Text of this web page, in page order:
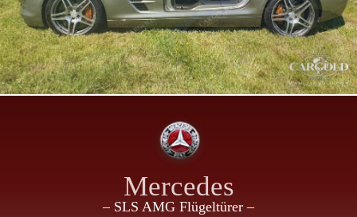
Mercedes
– SLS AMG Flügeltürer –